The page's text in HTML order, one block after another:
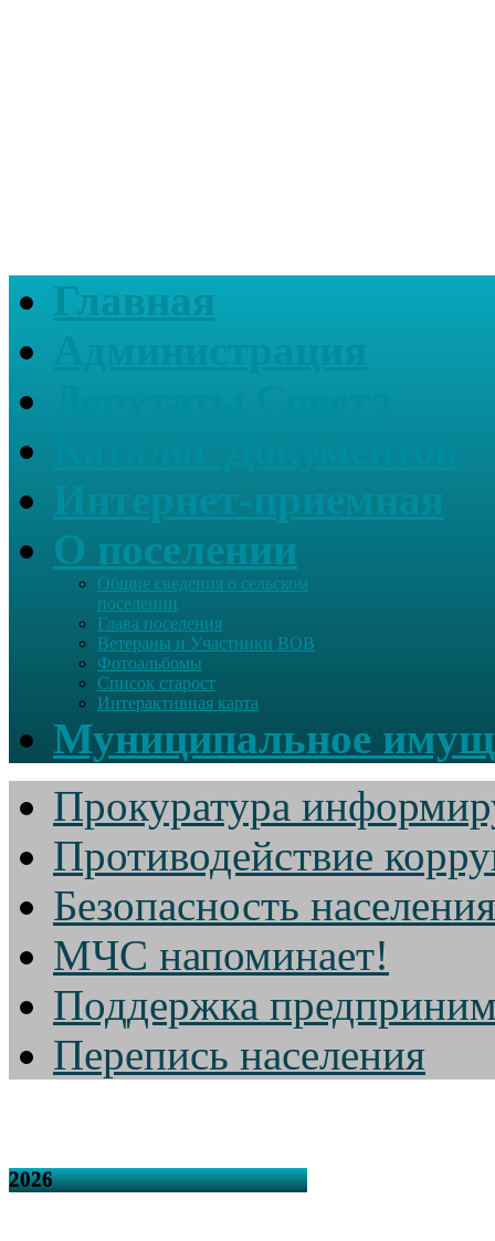
Главная
О поселении
Общие сведения о сельском
поселении
Глава поселения
Ветераны и Участники ВОВ
Фотоальбомы
Список старост
Интерактивная карта
Муниципальное
Прокуратура
Противодействие
Безопасность населения
МЧС напоминает!
Поддержка
Перепись населения
2026